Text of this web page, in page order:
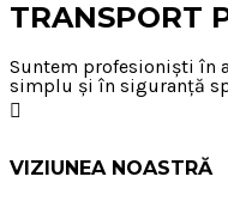
TRANSPORT
Suntem profesioniști în
simplu și în siguranță
VIZIUNEA NOASTRĂ